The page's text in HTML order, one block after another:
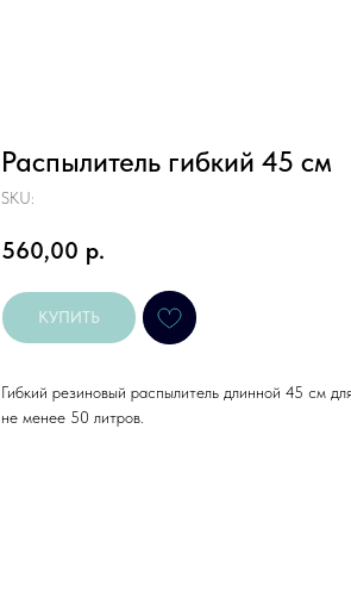
Распылитель гибкий 45 см
SKU:
560,00 р.
КУПИТЬ
Гибкий резиновый распылитель длинной 45 см
не менее 50 литров.